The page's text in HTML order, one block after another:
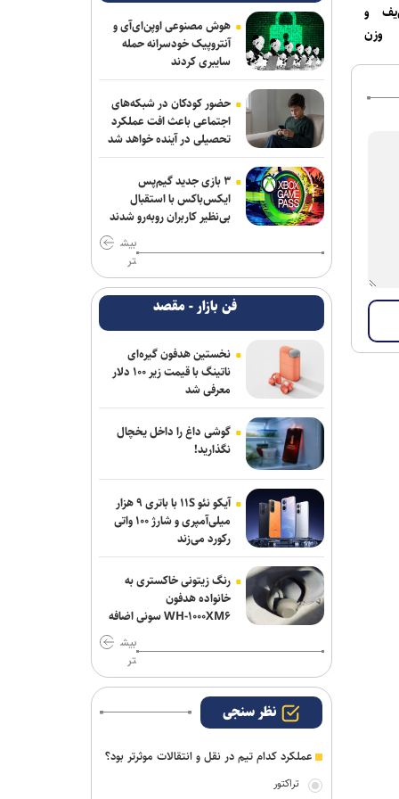
و
وزن
آذربایجان؛ میزبانی که در ۳۰ وزن حتی یک
بار هم پرچمش بالا نرفت!
ادامه مذاکرات پیکان و شکاری
توافق دنیامالی و همتای آذربایجانی برای
گسترش همکاری‌های ورزش و جوانان ایران
و جمهوری آذربایجان
فولاد خوزستان در حال بررسی شرایط
رضاییان برای بازگشت به اهواز
سفر مربی جدید استقلال به ایران
پشت‌پرده بند فسخ قرارداد ۱۰۰ میلیونی
استقلال و رضاییان
پایان شایعات در مورد جدایی؛ بیفوما در
پرسپولیس ماندنی شد
موضع جدید نساجی درباره ایری و طاهری
پاسخ منفی یک لزیونر به باشگاه
پرسپولیس؛ فعلا به ایران نمی‌آیم
استعلام استقلال از فیفا در مورد جذب
بازیکن آزاد و پنجره تیم بانوان
هوش مصنوعی اوپن‌ای‌آی و
آنتروپیک خودسرانه حمله
سایبری کردند
حضور کودکان در شبکه‌های
اجتماعی باعث افت عملکرد
تحصیلی در آینده خواهد شد
۳ بازی جدید گیم‌پس
ایکس‌باکس با استقبال
بی‌نظیر کاربران روبه‌رو شدند
بیش
تر
فن بازار - مقصد
نخستین هدفون گیره‌ای
ناتینگ با قیمت زیر ۱۰۰ دلار
معرفی شد
گوشی داغ را داخل یخچال
نگذارید!
آیکو نئو ۱۱S با باتری ۹ هزار
میلی‌آمپری و شارژ ۱۰۰ واتی
رکورد می‌زند
رنگ زیتونی خاکستری به
خانواده هدفون
WH-۱۰۰۰XM۶ سونی اضافه
بیش
تر
نظر سنجی
عملکرد کدام تیم در نقل و انتقالات موثرتر بود؟
تراکتور